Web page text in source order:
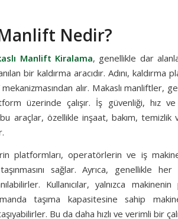
Nedir?
Manlift Kiralama, genellikle dar
bir kaldırma aracıdır. Adını,
mekanizmasından alır. Makaslı
üzerinde çalışır. İş güvenliği, hız ve
araçlar, özellikle inşaat, bakım,
platformları, operatörlerin ve iş
sağlar. Ayrıca, genellikle
Kullanıcılar, yalnızca
taşıma kapasitesine sahip
Bu da daha hızlı ve verimli bir